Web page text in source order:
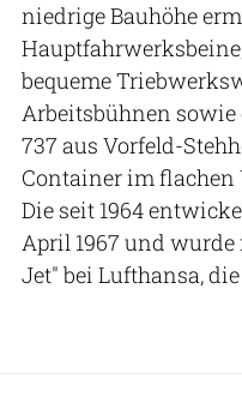
niedrige Bauhöhe
bequeme
Arbeitsbühnen sowie
737 aus Vorfeld-
Container im flachen
Die seit 1964
April 1967 und wurde
Jet" bei Lufthansa,